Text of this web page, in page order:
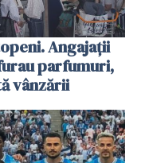
Angajații
parfumuri,
vânzării